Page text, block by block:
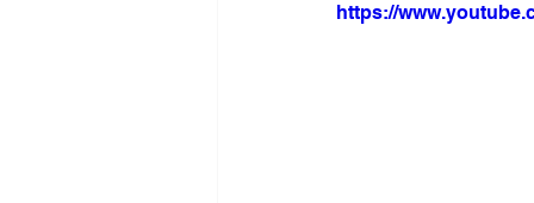
https://